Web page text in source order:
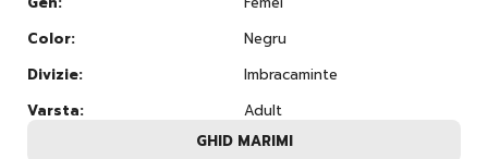
Color:
Negru
Divizie:
Imbracaminte
Varsta:
Adult
GHID MARIMI